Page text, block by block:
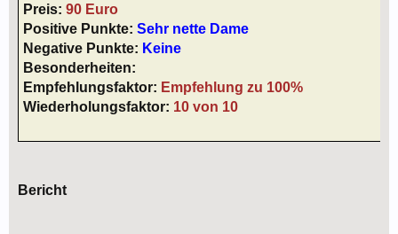
Preis: 90 Euro
Positive Punkte: Sehr nette Dame
Negative Punkte: Keine
Besonderheiten:
Empfehlungsfaktor: Empfehlung zu 100%
Wiederholungsfaktor: 10 von 10
Bericht